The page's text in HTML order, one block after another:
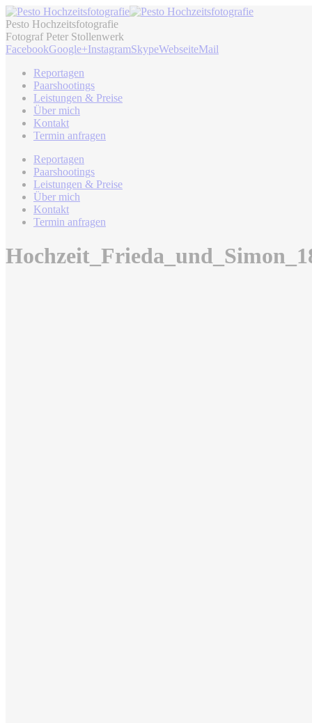
Pesto Hochzeitsfotografie
Fotograf Peter Stollenwerk
FacebookGoogle+InstagramSkypeWebseiteMail
Reportagen
Paarshootings
Leistungen & Preise
Über mich
Kontakt
Termin anfragen
Reportagen
Paarshootings
Leistungen & Preise
Über mich
Kontakt
Termin anfragen